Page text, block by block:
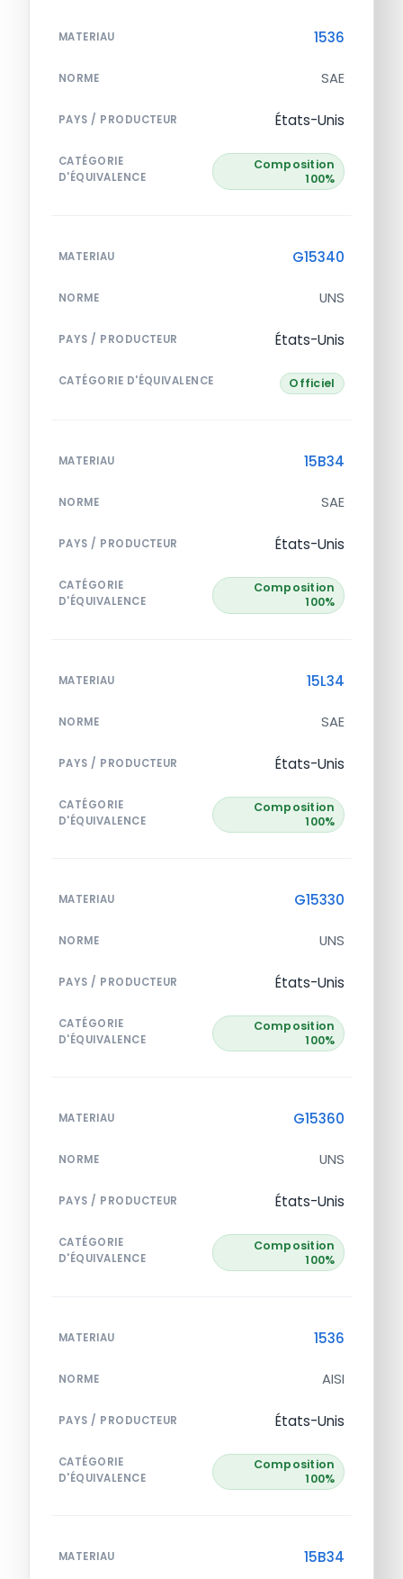
MATERIAU 1536
NORME SAE
PAYS / PRODUCTEUR États-Unis
CATÉGORIE
D'ÉQUIVALENCE
Composition
100%
MATERIAU G15340
NORME UNS
PAYS / PRODUCTEUR États-Unis
CATÉGORIE D'ÉQUIVALENCE Officiel
MATERIAU 15B34
NORME SAE
PAYS / PRODUCTEUR États-Unis
CATÉGORIE
D'ÉQUIVALENCE
Composition
100%
MATERIAU 15L34
NORME SAE
PAYS / PRODUCTEUR États-Unis
CATÉGORIE
D'ÉQUIVALENCE
Composition
100%
MATERIAU G15330
NORME UNS
PAYS / PRODUCTEUR États-Unis
CATÉGORIE
D'ÉQUIVALENCE
Composition
100%
MATERIAU G15360
NORME UNS
PAYS / PRODUCTEUR États-Unis
CATÉGORIE
D'ÉQUIVALENCE
Composition
100%
MATERIAU 1536
NORME AISI
PAYS / PRODUCTEUR États-Unis
CATÉGORIE
D'ÉQUIVALENCE
Composition
100%
MATERIAU 15B34